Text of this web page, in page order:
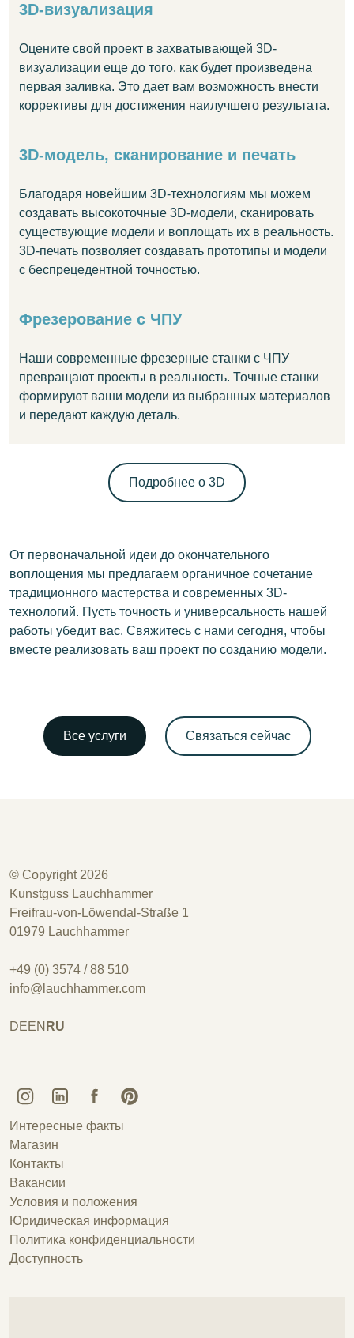
3D-визуализация
Оцените свой проект в захватывающей 3D-
визуализации еще до того, как будет произведена
первая заливка. Это дает вам возможность внести
коррективы для достижения наилучшего результата.
3D-модель, сканирование и печать
Благодаря новейшим 3D-технологиям мы можем
создавать высокоточные 3D-модели, сканировать
существующие модели и воплощать их в реальность.
3D-печать позволяет создавать прототипы и модели
с беспрецедентной точностью.
Фрезерование с ЧПУ
Наши современные фрезерные станки с ЧПУ
превращают проекты в реальность. Точные станки
формируют ваши модели из выбранных материалов
и передают каждую деталь.
Подробнее о 3D
От первоначальной идеи до окончательного
воплощения мы предлагаем органичное сочетание
традиционного мастерства и современных 3D-
технологий. Пусть точность и универсальность нашей
работы убедит вас. Свяжитесь с нами сегодня, чтобы
вместе реализовать ваш проект по созданию модели.
Все услуги Связаться сейчас
© Copyright 2026
Kunstguss Lauchhammer
Freifrau-von-Löwendal-Straße 1
01979 Lauchhammer
+49 (0) 3574 / 88 510
info@lauchhammer.com
DEEN RU
Kunstguss Lauchhammer @ Instagram
Kunstguss Lauchhammer @ LinkedIn
Kunstguss Lauchhammer @ Facebook
Kunstguss Lauchhammer @ Pinterest
Интересные факты
Магазин
Контакты
Вакансии
Условия и положения
Юридическая информация
Политика конфиденциальности
Доступность